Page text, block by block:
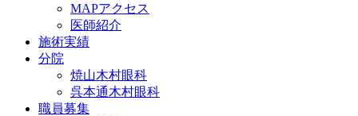
MAPアクセス
医師紹介
施術実績
分院
焼山木村眼科
呉本通木村眼科
職員募集